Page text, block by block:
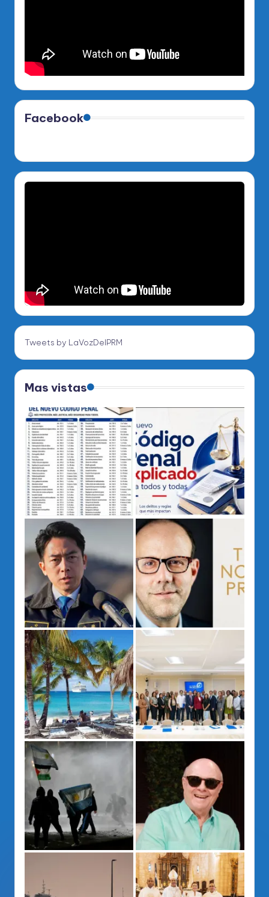
Facebook
Tweets by LaVozDelPRM
Mas vistas